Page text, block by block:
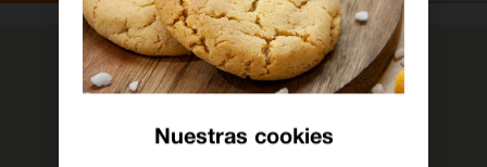
Nuestras cookies